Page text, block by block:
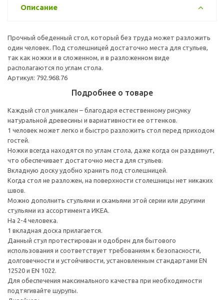
Описание
Прочный обеденный стол, который без труда может разложить
один человек. Под столешницей достаточно места для стульев,
так как ножки и в сложенном, и в разложенном виде
располагаются по углам стола.
Артикул: 792.968.76
Подробнее о товаре
Каждый стол уникален – благодаря естественному рисунку
натуральной древесины и вариативности ее оттенков.
1 человек может легко и быстро разложить стол перед приходом
гостей.
Ножки всегда находятся по углам стола, даже когда он раздвинут,
что обеспечивает достаточно места для стульев.
Вкладную доску удобно хранить под столешницей.
Когда стол не разложен, на поверхности столешницы нет никаких
швов.
Можно дополнить стульями и скамьями этой серии или другими
стульями из ассортимента ИКЕА.
На 2-4 человека.
1 вкладная доска прилагается.
Данный стул протестирован и одобрен для бытового
использования и соответствует требованиям к безопасности,
долговечности и устойчивости, установленным стандартами EN
12520 и EN 1022.
Для обеспечения максимального качества при необходимости
подтягивайте шурупы.